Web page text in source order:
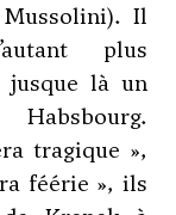
Il
plus
jusque là un
tragique »,
féérie », ils